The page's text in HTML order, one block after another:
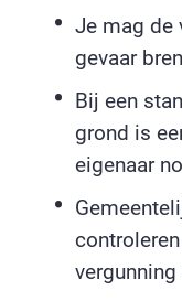
Je mag de
gevaar
Bij een
grond is
eigenaar